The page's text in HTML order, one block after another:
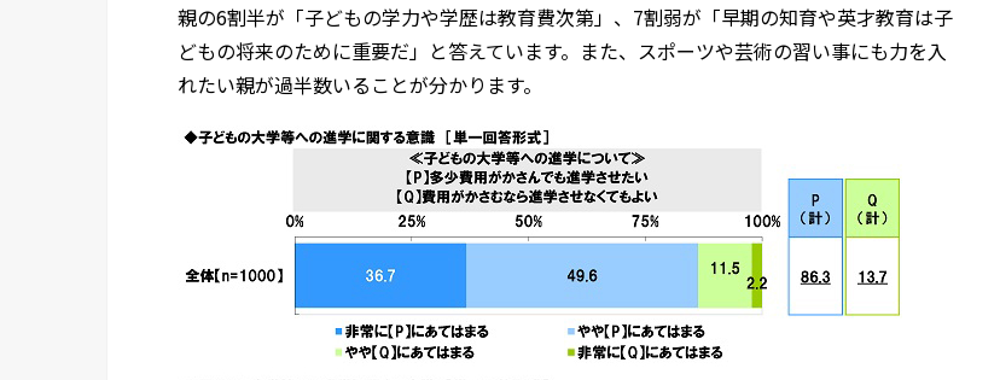
親の6割半が「子どもの学力や学歴は教育費次第」、7割弱が「早期の知育や英才教育は子
どもの将来のために重要だ」と答えています。また、スポーツや芸術の習い事にも力を入
れたい親が過半数いることが分かります。